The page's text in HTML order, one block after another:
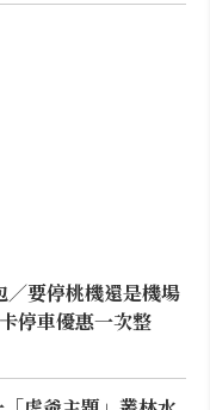
要停桃機還是機場
停車優惠一次整